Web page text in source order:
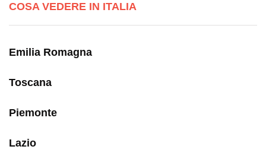
COSA VEDERE IN ITALIA
Emilia Romagna
Toscana
Piemonte
Lazio